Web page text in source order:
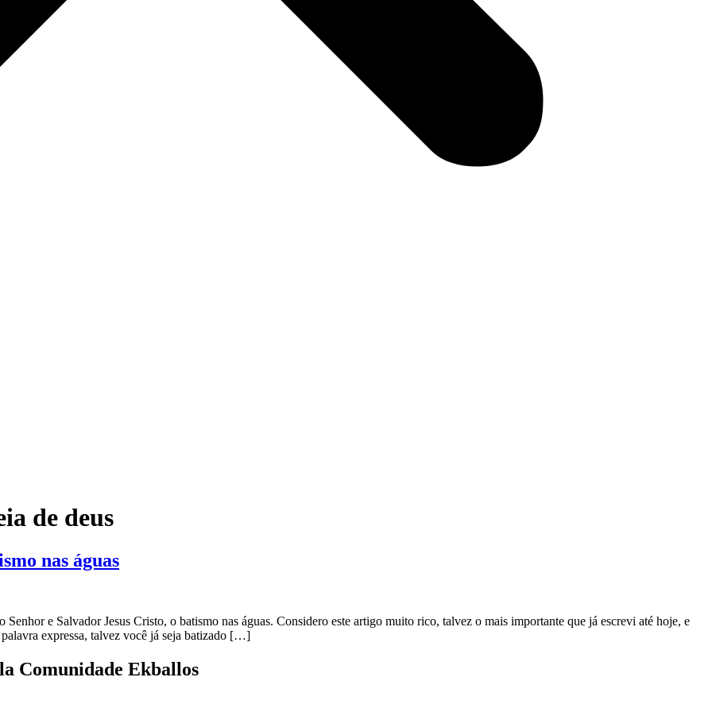
de deus
nas águas
Senhor e Salvador Jesus Cristo, o batismo nas águas. Considero este artigo muito rico, talvez o mais importante que já escrevi até hoje, e
expressa, talvez você já seja batizado […]
Comunidade Ekballos